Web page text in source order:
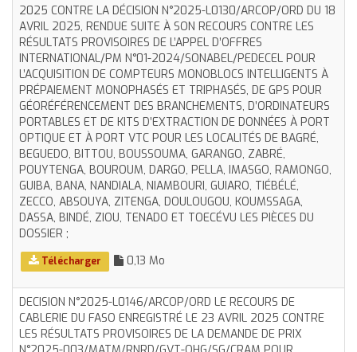
2025 CONTRE LA DÉCISION N°2025-L0130/ARCOP/ORD DU 18
AVRIL 2025, RENDUE SUITE À SON RECOURS CONTRE LES
RÉSULTATS PROVISOIRES DE L’APPEL D’OFFRES
INTERNATIONAL/PM N°01-2024/SONABEL/PEDECEL POUR
L’ACQUISITION DE COMPTEURS MONOBLOCS INTELLIGENTS À
PRÉPAIEMENT MONOPHASÉS ET TRIPHASÉS, DE GPS POUR
GÉORÉFÉRENCEMENT DES BRANCHEMENTS, D’ORDINATEURS
PORTABLES ET DE KITS D’EXTRACTION DE DONNÉES À PORT
OPTIQUE ET À PORT VTC POUR LES LOCALITÉS DE BAGRÉ,
BEGUEDO, BITTOU, BOUSSOUMA, GARANGO, ZABRÉ,
POUYTENGA, BOUROUM, DARGO, PELLA, IMASGO, RAMONGO,
GUIBA, BANA, NANDIALA, NIAMBOURI, GUIARO, TIÉBÉLÉ,
ZECCO, ABSOUYA, ZITENGA, DOULOUGOU, KOUMSSAGA,
DASSA, BINDÉ, ZIOU, TENADO ET TOECÉVU LES PIÈCES DU
DOSSIER ;
Télécharger 0,13 Mo
DECISION N°2025-L0146/ARCOP/ORD LE RECOURS DE
CABLERIE DU FASO ENREGISTRÉ LE 23 AVRIL 2025 CONTRE
LES RÉSULTATS PROVISOIRES DE LA DEMANDE DE PRIX